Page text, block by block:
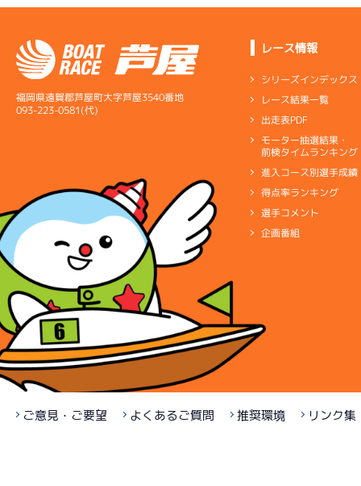
福岡県遠賀郡芦屋町大字芦屋3540番地
093-223-0581(代)
レース情報
シリーズインデックス
レース結果一覧
出走表PDF
モーター抽選結果・
前検タイムランキング
進入コース別選手成績
得点率ランキング
選手コメント
企画番組
ご意見・ご要望 よくあるご質問 推奨環境 リンク集